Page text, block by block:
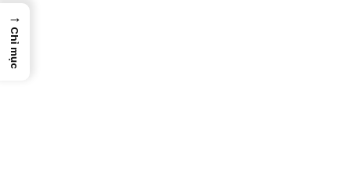
→
Chỉ mục